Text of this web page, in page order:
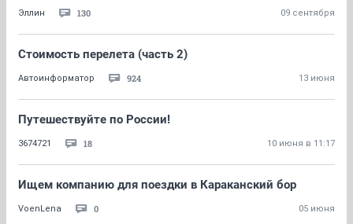
Эллин 130 09 сентября
Стоимость перелета (часть 2)
Автоинформатор 924 13 июня
Путешествуйте по России!
3674721 18 10 июня в 11:17
Ищем компанию для поездки в Караканский бор
VoenLena 0 05 июня